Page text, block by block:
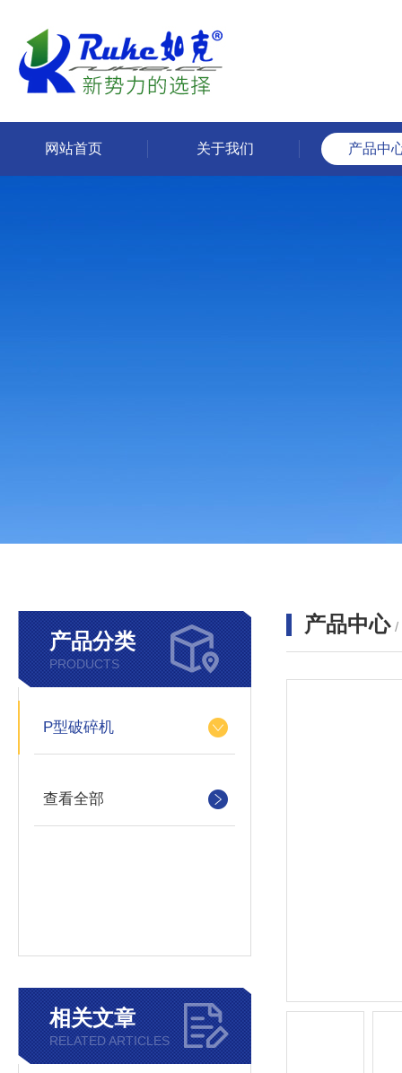
网站首页 关于我们 产品中
产品分类
PRODUCTS
P型破碎机
查看全部
相关文章
RELATED ARTICLES
产品中心 /